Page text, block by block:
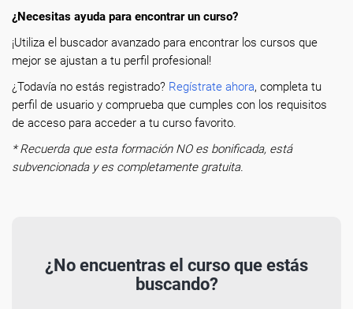
¿Necesitas ayuda para encontrar un curso?
¡Utiliza el buscador avanzado para encontrar los cursos que
mejor se ajustan a tu perfil profesional!
¿Todavía no estás registrado? Regístrate ahora, completa tu
perfil de usuario y comprueba que cumples con los requisitos
de acceso para acceder a tu curso favorito.
* Recuerda que esta formación NO es bonificada, está
subvencionada y es completamente gratuita.
¿No encuentras el curso que estás
buscando?